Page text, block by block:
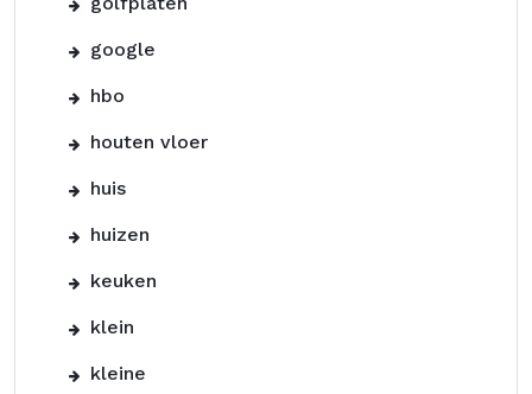
google
hbo
houten vloer
huis
huizen
keuken
klein
kleine